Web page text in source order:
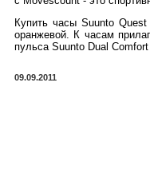
Купить часы Suunto
оранжевой. К часам
пульса Suunto Dual
09.09.2011